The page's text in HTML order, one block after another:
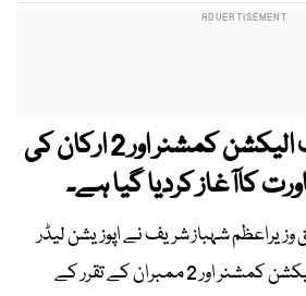
نئے چیف الیکشن کمشنر اور 2 ارکان کی
کاآغاز کردیا گیا ہے۔
شہباز شریف نے اپوزیشن لیڈر
عمرایوب کو نئے چیف الیکشن کمشنر اور 2 ممبران کے تقرر کے